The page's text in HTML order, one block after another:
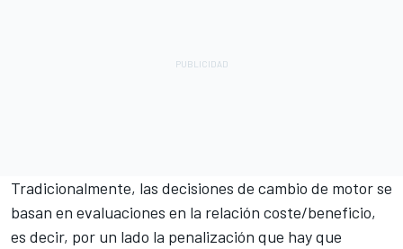
Tradicionalmente, las decisiones de cambio de motor se
basan en evaluaciones en la relación coste/beneficio,
es decir, por un lado la penalización que hay que